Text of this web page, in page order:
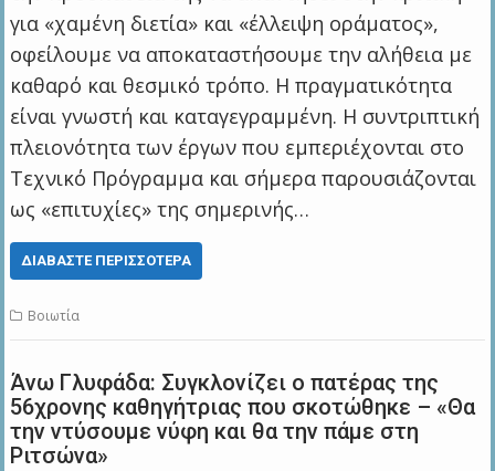
για «χαμένη διετία» και «έλλειψη οράματος»,
οφείλουμε να αποκαταστήσουμε την αλήθεια με
καθαρό και θεσμικό τρόπο. Η πραγματικότητα
είναι γνωστή και καταγεγραμμένη. Η συντριπτική
πλειονότητα των έργων που εμπεριέχονται στο
Τεχνικό Πρόγραμμα και σήμερα παρουσιάζονται
ως «επιτυχίες» της σημερινής…
ΔΙΑΒΆΣΤΕ ΠΕΡΙΣΣΌΤΕΡΑ
Βοιωτία
Άνω Γλυφάδα: Συγκλονίζει ο πατέρας της
56χρονης καθηγήτριας που σκοτώθηκε – «Θα
την ντύσουμε νύφη και θα την πάμε στη
Ριτσώνα»